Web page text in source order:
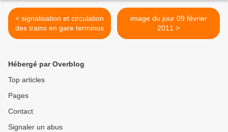
< signalisation et circulation
des trains en gare terminus
image du jour 09 février
2011 >
Hébergé par Overblog
Top articles
Pages
Contact
Signaler un abus